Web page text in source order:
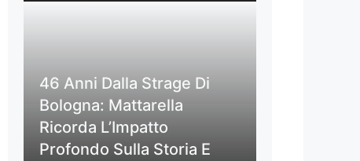
46 Anni Dalla Strage Di
Bologna: Mattarella
Ricorda L’Impatto
Profondo Sulla Storia E